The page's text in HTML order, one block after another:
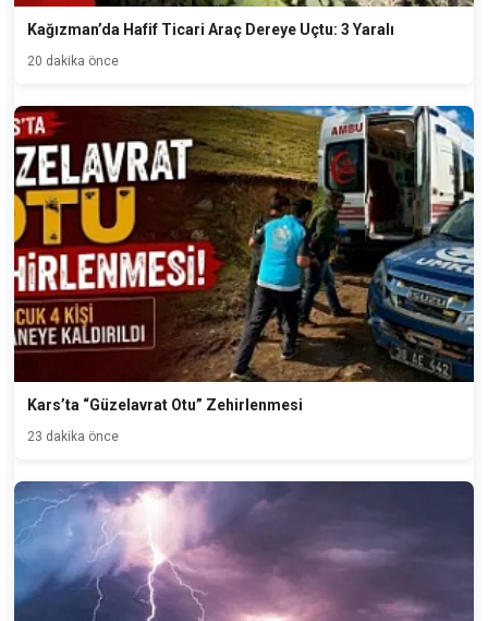
Kağızman’da Hafif Ticari Araç Dereye Uçtu: 3 Yaralı
20 dakika önce
Kars’ta “Güzelavrat Otu” Zehirlenmesi
23 dakika önce